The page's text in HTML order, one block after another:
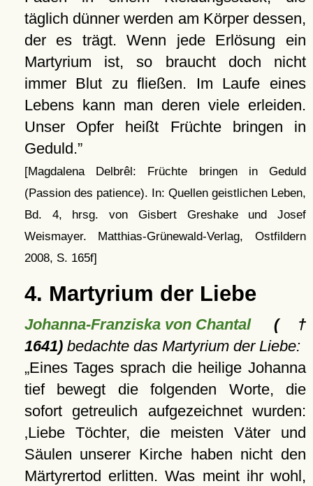
täglich dünner werden am Körper dessen,
der es trägt. Wenn jede Erlösung ein
Martyrium ist, so braucht doch nicht
immer Blut zu fließen. Im Laufe eines
Lebens kann man deren viele erleiden.
Unser Opfer heißt Früchte bringen in
Geduld.
[Magdalena Delbrêl: Früchte bringen in Geduld
(Passion des patience). In: Quellen geistlichen Leben,
Bd. 4, hrsg. von Gisbert Greshake und Josef
Weismayer. Matthias-Grünewald-Verlag, Ostfildern
2008, S. 165f]
4. Martyrium der Liebe
Johanna-Franziska von Chantal(†
1641)bedachte das Martyrium der Liebe:
Eines Tages sprach die heilige Johanna
tief bewegt die folgenden Worte, die
sofort getreulich aufgezeichnet wurden:
Liebe Töchter, die meisten Väter und
Säulen unserer Kirche haben nicht den
Märtyrertod erlitten. Was meint ihr wohl,